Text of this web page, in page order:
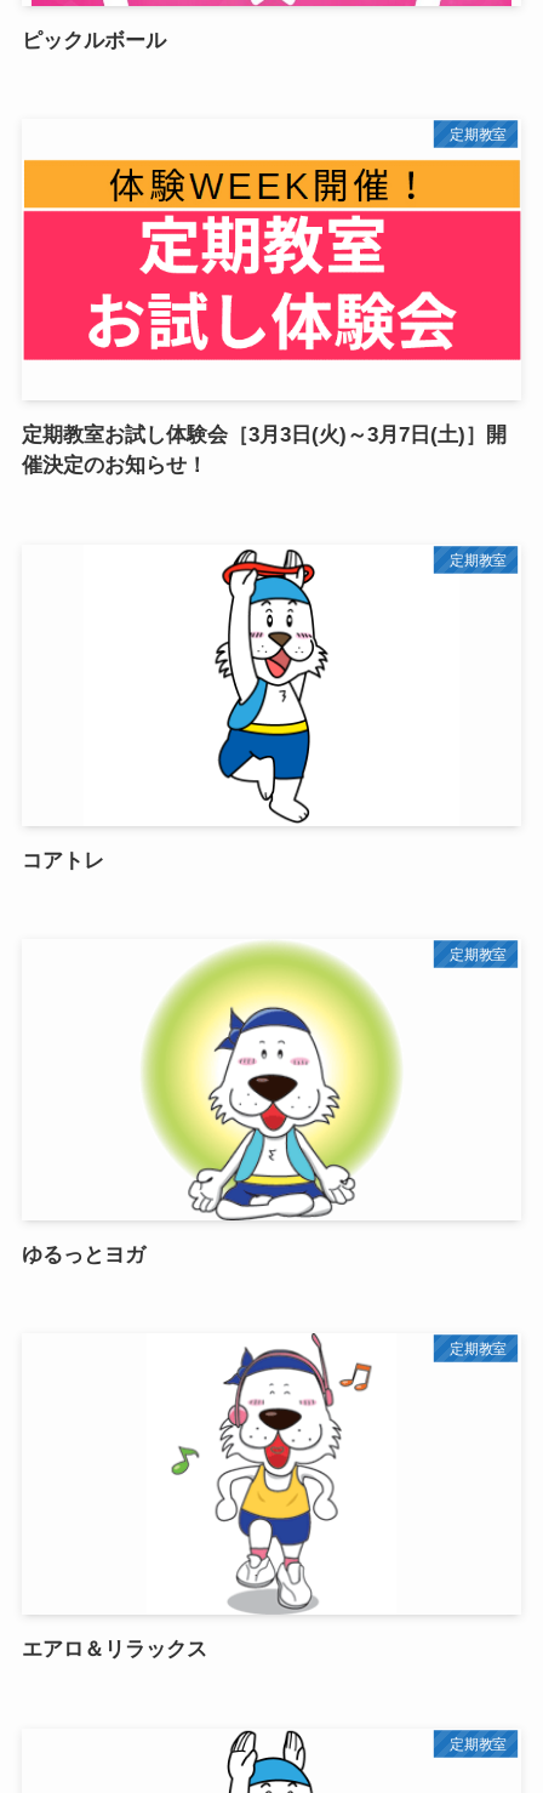
ピックルボール
定期教室
定期教室お試し体験会［3月3日(火)～3月7日(土)］開
催決定のお知らせ！
定期教室
コアトレ
定期教室
ゆるっとヨガ
定期教室
エアロ＆リラックス
定期教室